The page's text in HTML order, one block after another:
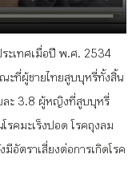
ระเทศเมื่อปี พ.ศ. 2534
ที่ผู้ชายไทยสูบบุหรี่ทั้งสิ้น
ะ 3.8 ผู้หญิงที่สูบบุหรี่
รคมะเร็งปอด โรคถุงลม
อัตราเสี่ยงต่อการเกิดโรค